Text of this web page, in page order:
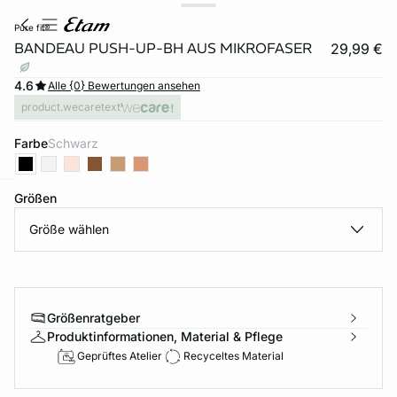
pure fit®
BANDEAU PUSH-UP-BH AUS MIKROFASER 29,99 €
4.6
Alle {0} Bewertungen ansehen
product.wecaretext
Farbe schwarz
Größen
Größe wählen
Größenratgeber
Produktinformationen, Material & Pflege
Geprüftes Atelier Recyceltes Material